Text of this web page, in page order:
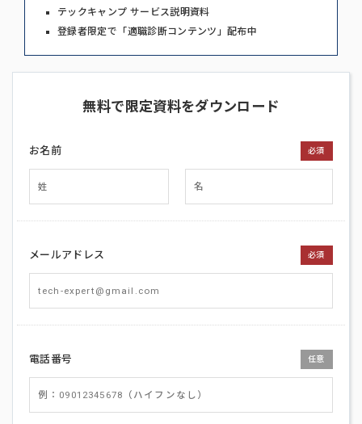
テックキャンプ サービス説明資料
登録者限定で「適職診断コンテンツ」配布中
無料で限定資料をダウンロード
お名前 必須
メールアドレス 必須
電話番号 任意